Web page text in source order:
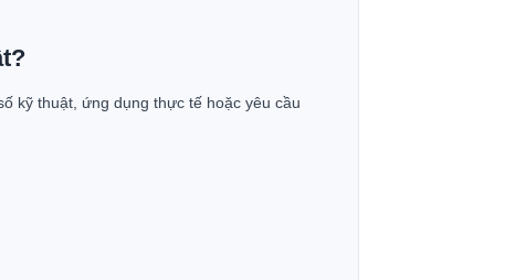
kỹ thuật, ứng dụng thực tế hoặc yêu cầu